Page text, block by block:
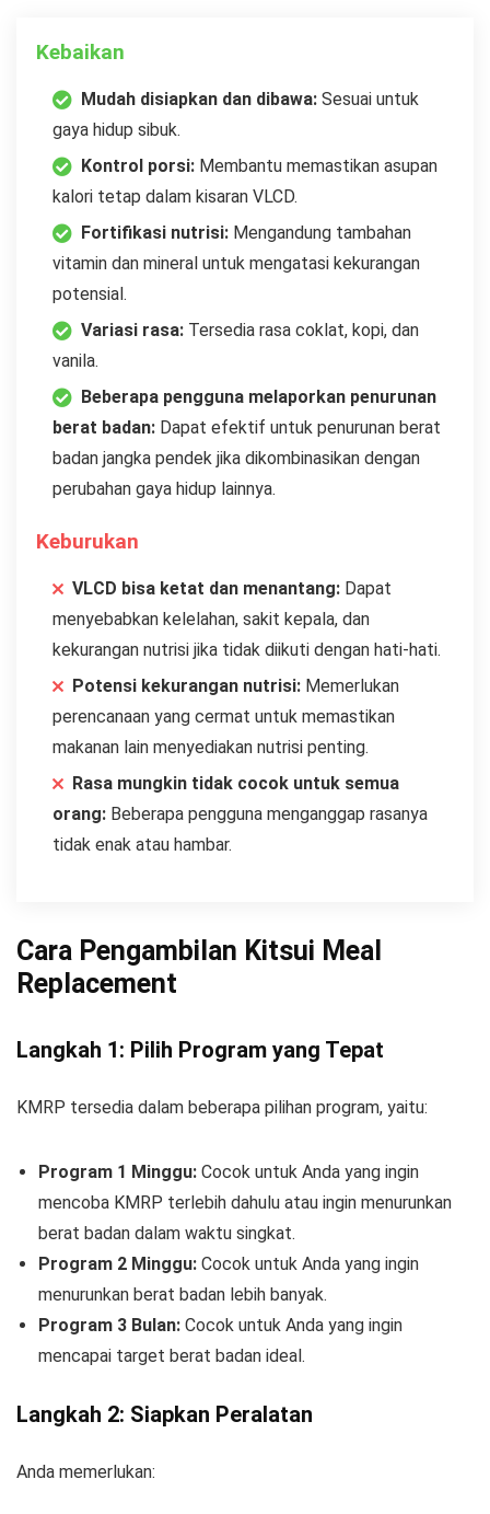
Kebaikan
Mudah disiapkan dan dibawa: Sesuai untuk
gaya hidup sibuk.
Kontrol porsi: Membantu memastikan asupan
kalori tetap dalam kisaran VLCD.
Fortifikasi nutrisi: Mengandung tambahan
vitamin dan mineral untuk mengatasi kekurangan
potensial.
Variasi rasa: Tersedia rasa coklat, kopi, dan
vanila.
Beberapa pengguna melaporkan penurunan
berat badan: Dapat efektif untuk penurunan berat
badan jangka pendek jika dikombinasikan dengan
perubahan gaya hidup lainnya.
Keburukan
VLCD bisa ketat dan menantang: Dapat
menyebabkan kelelahan, sakit kepala, dan
kekurangan nutrisi jika tidak diikuti dengan hati-hati.
Potensi kekurangan nutrisi: Memerlukan
perencanaan yang cermat untuk memastikan
makanan lain menyediakan nutrisi penting.
Rasa mungkin tidak cocok untuk semua
orang: Beberapa pengguna menganggap rasanya
tidak enak atau hambar.
Cara Pengambilan Kitsui Meal
Replacement
Langkah 1: Pilih Program yang Tepat
KMRP tersedia dalam beberapa pilihan program, yaitu:
Program 1 Minggu: Cocok untuk Anda yang ingin
mencoba KMRP terlebih dahulu atau ingin menurunkan
berat badan dalam waktu singkat.
Program 2 Minggu: Cocok untuk Anda yang ingin
menurunkan berat badan lebih banyak.
Program 3 Bulan: Cocok untuk Anda yang ingin
mencapai target berat badan ideal.
Langkah 2: Siapkan Peralatan
Anda memerlukan: